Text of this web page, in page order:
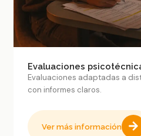
Evaluaciones
Evaluaciones adaptadas a
con informes claros.
Ver más información